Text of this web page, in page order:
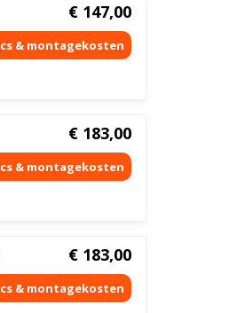
€ 147,00
€ 183,00
€ 183,00